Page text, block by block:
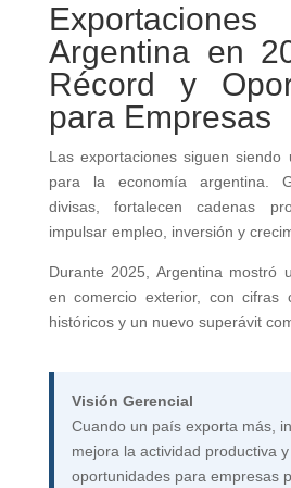
Argentina en
Récord y
para Empresas
Las exportaciones siguen siendo
para la economía argentina.
divisas, fortalecen cadenas
impulsar empleo, inversión y
Durante 2025, Argentina mostró
en comercio exterior, con cifras
históricos y un nuevo superávit
Visión Gerencial
Cuando un país exporta más,
mejora la actividad productiva
oportunidades para empresas